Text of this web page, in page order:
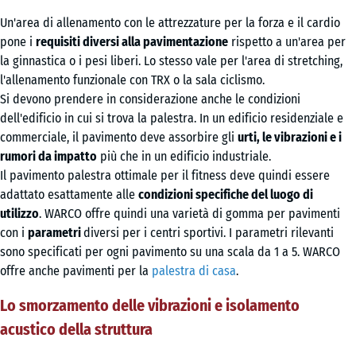
Un'area di allenamento con le attrezzature per la forza e il cardio
pone i requisiti diversi alla pavimentazione rispetto a un'area per
la ginnastica o i pesi liberi. Lo stesso vale per l'area di stretching,
l'allenamento funzionale con TRX o la sala ciclismo.
Si devono prendere in considerazione anche le condizioni
dell'edificio in cui si trova la palestra. In un edificio residenziale e
commerciale, il pavimento deve assorbire gli urti, le vibrazioni e i
rumori da impatto più che in un edificio industriale.
Il pavimento palestra ottimale per il fitness deve quindi essere
adattato esattamente alle condizioni specifiche del luogo di
utilizzo. WARCO offre quindi una varietà di gomma per pavimenti
con i parametridiversi per i centri sportivi. I parametri rilevanti
sono specificati per ogni pavimento su una scala da 1 a 5. WARCO
offre anche pavimenti per la palestra di casa.
Lo smorzamento delle vibrazioni e isolamento
acustico della struttura